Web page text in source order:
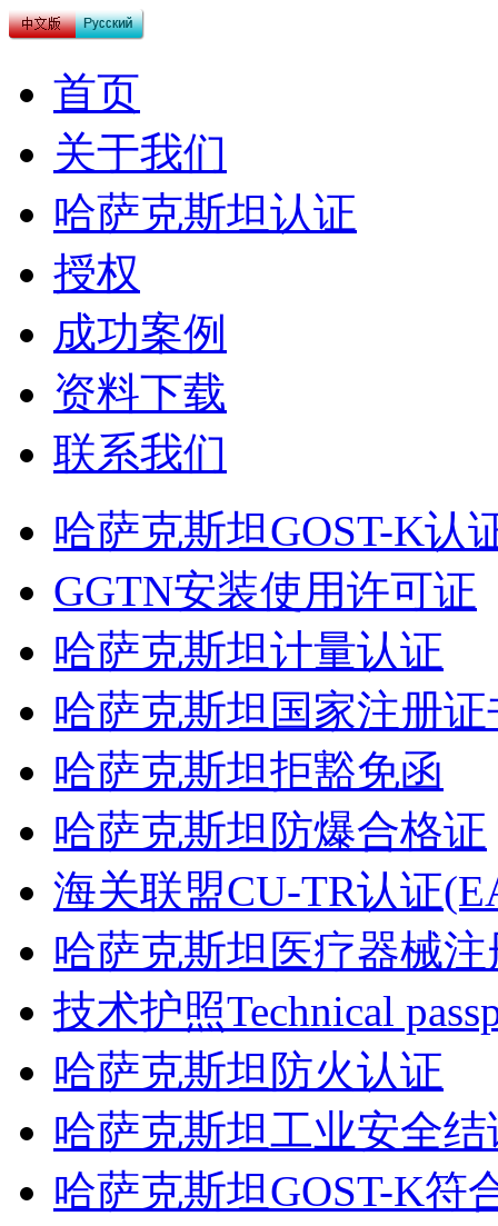
首页
关于我们
哈萨克斯坦认证
授权
成功案例
资料下载
联系我们
哈萨克斯坦GOST-K认
GGTN安装使用许可证
哈萨克斯坦计量认证
哈萨克斯坦国家注册证
哈萨克斯坦拒豁免函
哈萨克斯坦防爆合格证
海关联盟CU-TR认证
哈萨克斯坦医疗器械注
技术护照Technical
哈萨克斯坦防火认证
哈萨克斯坦工业安全结
哈萨克斯坦GOST-K符